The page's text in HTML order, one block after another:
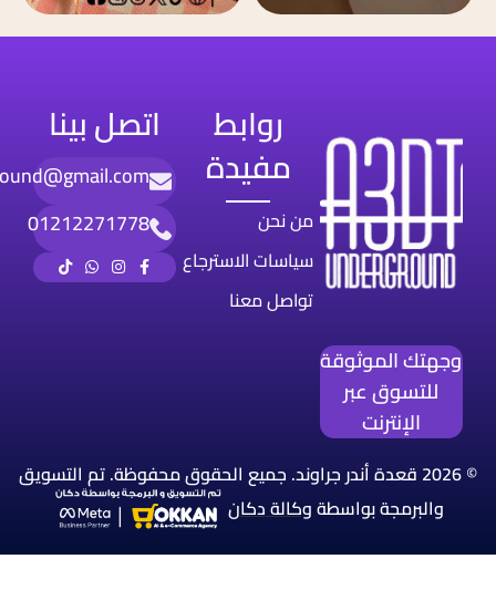
وجهتك الموثوقة
للتسوق عبر
الإنترنت
روابط
مفيدة
من نحن
سياسات الاسترجاع
تواصل معنا
اتصل بينا
01212271778
© 2026 قعدة أندر جراوند. جميع الحقوق محفوظة. تم التسويق
والبرمجة بواسطةوكالةدكان